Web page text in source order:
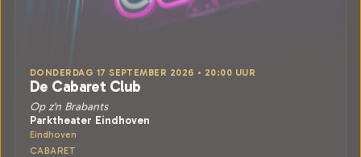
DONDERDAG 17 SEPTEMBER 2026 • 20:00 UUR
De Cabaret Club
Op z'n Brabants
Parktheater Eindhoven
Eindhoven
CABARET